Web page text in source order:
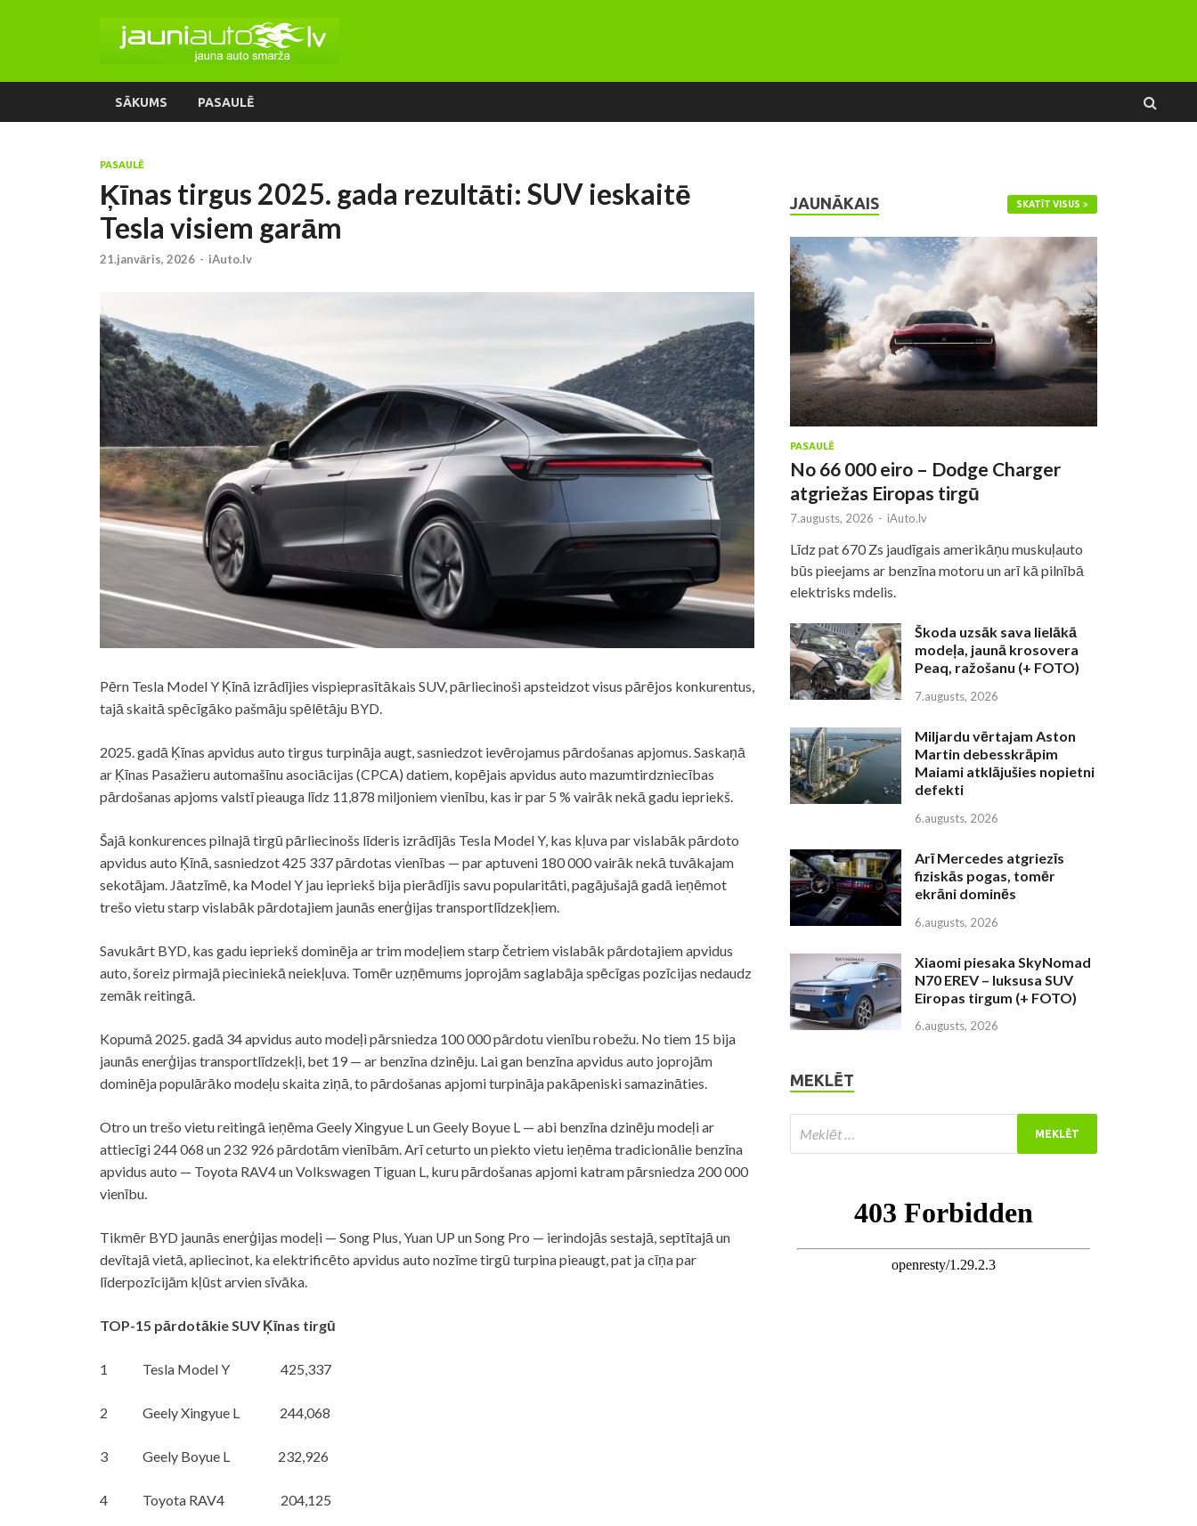
SĀKUMS PASAULĒ
PASAULĒ
Ķīnas tirgus 2025. gada rezultāti: SUV ieskaitē
Tesla visiem garām
21.janvāris, 2026 - iAuto.lv
Pērn Tesla Model Y Ķīnā izrādījies vispieprasītākais SUV, pārliecinoši apsteidzot visus pārējos konkurentus,
tajā skaitā spēcīgāko pašmāju spēlētāju BYD.
2025. gadā Ķīnas apvidus auto tirgus turpināja augt, sasniedzot ievērojamus pārdošanas apjomus. Saskaņā
ar Ķīnas Pasažieru automašīnu asociācijas (CPCA) datiem, kopējais apvidus auto mazumtirdzniecības
pārdošanas apjoms valstī pieauga līdz 11,878 miljoniem vienību, kas ir par 5 % vairāk nekā gadu iepriekš.
Šajā konkurences pilnajā tirgū pārliecinošs līderis izrādījās Tesla Model Y, kas kļuva par vislabāk pārdoto
apvidus auto Ķīnā, sasniedzot 425 337 pārdotas vienības — par aptuveni 180 000 vairāk nekā tuvākajam
sekotājam. Jāatzīmē, ka Model Y jau iepriekš bija pierādījis savu popularitāti, pagājušajā gadā ieņēmot
trešo vietu starp vislabāk pārdotajiem jaunās enerģijas transportlīdzekļiem.
Savukārt BYD, kas gadu iepriekš dominēja ar trim modeļiem starp četriem vislabāk pārdotajiem apvidus
auto, šoreiz pirmajā pieciniekā neiekļuva. Tomēr uzņēmums joprojām saglabāja spēcīgas pozīcijas nedaudz
zemāk reitingā.
Kopumā 2025. gadā 34 apvidus auto modeļi pārsniedza 100 000 pārdotu vienību robežu. No tiem 15 bija
jaunās enerģijas transportlīdzekļi, bet 19 — ar benzīna dzinēju. Lai gan benzīna apvidus auto joprojām
dominēja populārāko modeļu skaita ziņā, to pārdošanas apjomi turpināja pakāpeniski samazināties.
Otro un trešo vietu reitingā ieņēma Geely Xingyue L un Geely Boyue L — abi benzīna dzinēju modeļi ar
attiecīgi 244 068 un 232 926 pārdotām vienībām. Arī ceturto un piekto vietu ieņēma tradicionālie benzīna
apvidus auto — Toyota RAV4 un Volkswagen Tiguan L, kuru pārdošanas apjomi katram pārsniedza 200 000
vienību.
Tikmēr BYD jaunās enerģijas modeļi — Song Plus, Yuan UP un Song Pro — ierindojās sestajā, septītajā un
devītajā vietā, apliecinot, ka elektrificēto apvidus auto nozīme tirgū turpina pieaugt, pat ja cīņa par
līderpozīcijām kļūst arvien sīvāka.
TOP-15 pārdotākie SUV Ķīnas tirgū
1 Tesla Model Y 425,337
2 Geely Xingyue L 244,068
3 Geely Boyue L 232,926
4 Toyota RAV4 204,125
JAUNĀKAIS SKATĪT VISUS
PASAULĒ
No 66 000 eiro – Dodge Charger
atgriežas Eiropas tirgū
7.augusts, 2026 - iAuto.lv
Līdz pat 670 Zs jaudīgais amerikāņu muskuļauto
būs pieejams ar benzīna motoru un arī kā pilnībā
elektrisks mdelis.
Škoda uzsāk sava lielākā
modeļa, jaunā krosovera
Peaq, ražošanu (+ FOTO)
7.augusts, 2026
Miljardu vērtajam Aston
Martin debesskrāpim
Maiami atklājušies nopietni
defekti
6.augusts, 2026
Arī Mercedes atgriezīs
fiziskās pogas, tomēr
ekrāni dominēs
6.augusts, 2026
Xiaomi piesaka SkyNomad
N70 EREV – luksusa SUV
Eiropas tirgum (+ FOTO)
6.augusts, 2026
MEKLĒT